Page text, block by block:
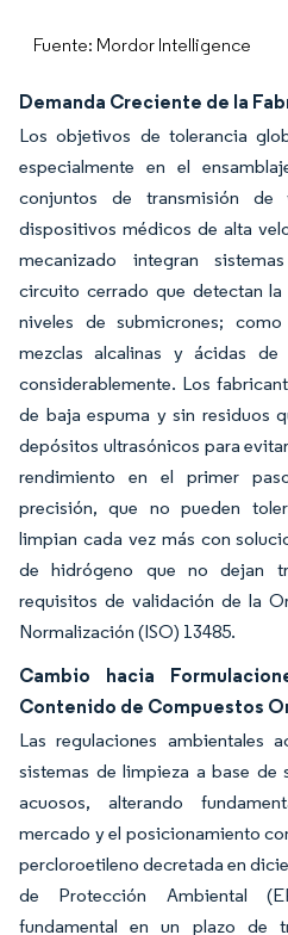
Fuente: Mordor Intelligence
Demanda Creciente de la
Los objetivos de tolerancia
especialmente en el
conjuntos de transmisión de
dispositivos médicos de alta
mecanizado integran
circuito cerrado que detectan
niveles de submicrones;
mezclas alcalinas y ácidas de
considerablemente. Los
de baja espuma y sin residuos
depósitos ultrasónicos para
rendimiento en el primer
precisión, que no pueden
limpian cada vez más con
de hidrógeno que no dejan
requisitos de validación de la
Normalización (ISO) 13485.
Cambio hacia
Contenido de Compuestos
Las regulaciones ambientales
sistemas de limpieza a base de
acuosos, alterando
mercado y el posicionamiento
percloroetileno decretada en
de Protección Ambiental
fundamental en un plazo de